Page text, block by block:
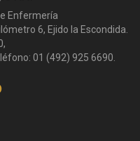
Enfermería
6, Ejido la Escondida.
01 (492) 925 6690.